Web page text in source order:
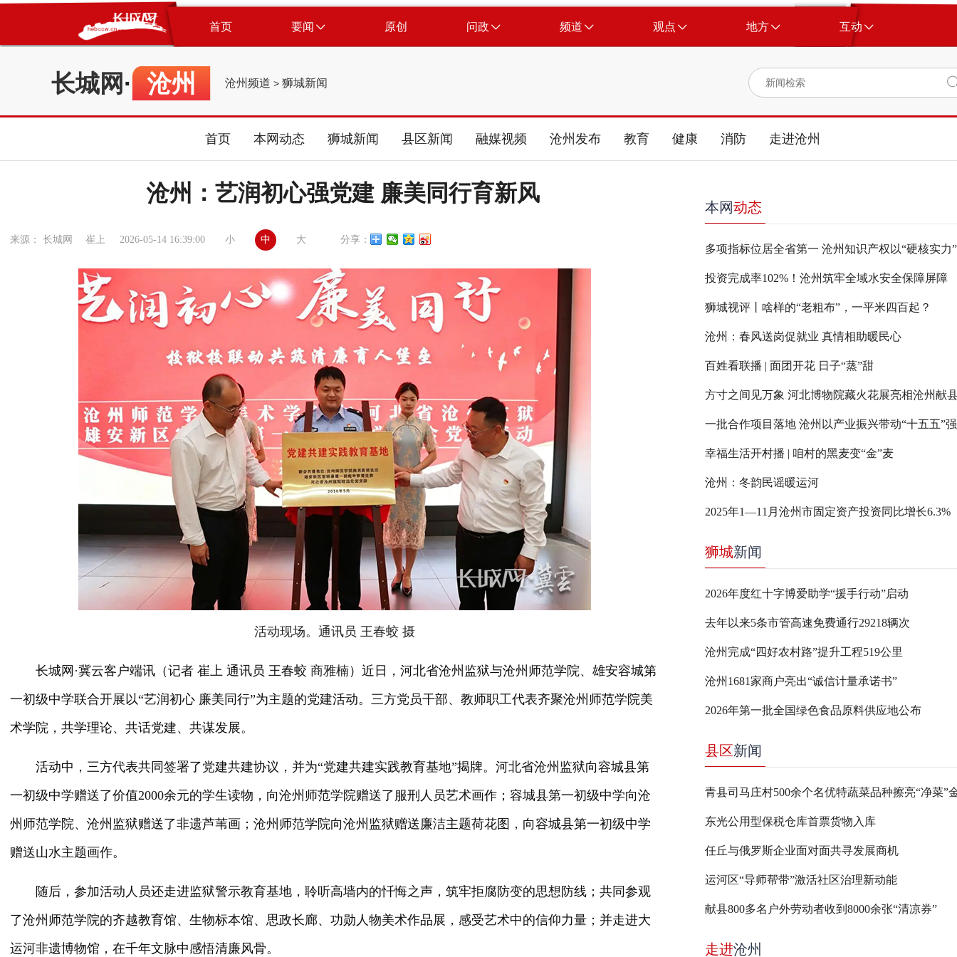
首页 要闻 原创 问政 频道 观点 地方 互动
长城网 · 沧州 沧州频道 > 狮城新闻
首页 本网动态 狮城新闻 县区新闻 融媒视频 沧州发布 教育 健康 消防 走进沧州
沧州：艺润初心强党建 廉美同行育新风
来源： 长城网 崔上 2026-05-14 16:39:00 小 中 大 分享：
活动现场。通讯员 王春蛟 摄
长城网·冀云客户端讯（记者 崔上 通讯员 王春蛟商雅楠）近日，河北省沧州监狱与沧州师范学院、雄安容城第
一初级中学联合开展以“艺润初心 廉美同行”为主题的党建活动。三方党员干部、教师职工代表齐聚沧州师范学院美
术学院，共学理论、共话党建、共谋发展。
活动中，三方代表共同签署了党建共建协议，并为“党建共建实践教育基地”揭牌。河北省沧州监狱向容城县第
一初级中学赠送了价值2000余元的学生读物，向沧州师范学院赠送了服刑人员艺术画作；容城县第一初级中学向沧
州师范学院、沧州监狱赠送了非遗芦苇画；沧州师范学院向沧州监狱赠送廉洁主题荷花图，向容城县第一初级中学
赠送山水主题画作。
随后，参加活动人员还走进监狱警示教育基地，聆听高墙内的忏悔之声，筑牢拒腐防变的思想防线；共同参观
了沧州师范学院的齐越教育馆、生物标本馆、思政长廊、功勋人物美术作品展，感受艺术中的信仰力量；并走进大
运河非遗博物馆，在千年文脉中感悟清廉风骨。
本网动态
投资完成率102%！沧州筑牢全域水安全保障屏障
狮城视评丨啥样的“老粗布”，一平米四百起？
沧州：春风送岗促就业 真情相助暖民心
百姓看联播 | 面团开花 日子“蒸”甜
方寸之间见万象 河北博物院藏火花展亮相沧州献
一批合作项目落地 沧州以产业振兴带动“十五五”
幸福生活开村播 | 咱村的黑麦变“金”麦
沧州：冬韵民谣暖运河
2025年1—11月沧州市固定资产投资同比增长6.3%
狮城新闻
2026年度红十字博爱助学“援手行动”启动
去年以来5条市管高速免费通行29218辆次
沧州完成“四好农村路”提升工程519公里
沧州1681家商户亮出“诚信计量承诺书”
2026年第一批全国绿色食品原料供应地公布
县区新闻
青县司马庄村500余个名优特蔬菜品种擦亮“净菜”
东光公用型保税仓库首票货物入库
任丘与俄罗斯企业面对面共寻发展商机
运河区“导师帮带”激活社区治理新动能
献县800多名户外劳动者收到8000余张“清凉券”
走进沧州